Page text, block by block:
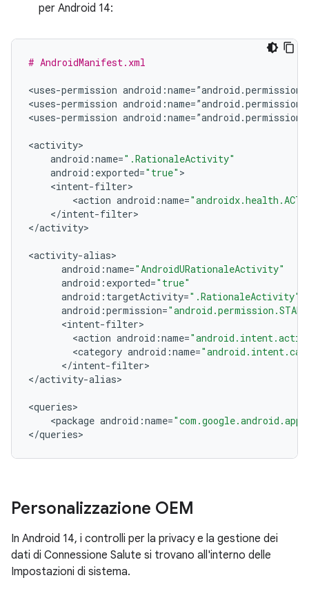
per Android 14:
# AndroidManifest.xml
<uses-permission android :name=”android .permission
<uses-permission android :name=”android .permission
<uses-permission android :name=”android .permission
<activity
android :name=".RationaleActivity"
android : exported="true"
<intent-filter
<action android :name=
</intent-filter>
</activity>
<activity-alias
android :name="AndroidURationaleActivity"
android : exported="true"
android : targetActivity=".RationaleActivity"
android :permission=
<intent-filter
<action android :name=
<category android :name=
</intent-filter>
</activity-alias>
<queries
<package android :name=
</queries
Personalizzazione OEM
In Android 14, i controlli per la privacy e la gestione dei
dati di Connessione Salute si trovano all'interno delle
Impostazioni di sistema.